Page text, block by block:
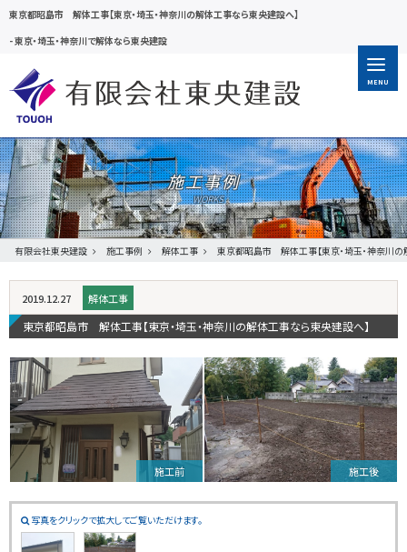
東京都昭島市 解体工事【東京・埼玉・神奈川の解体工事なら東央建設へ】
-東京・埼玉・神奈川で解体なら東央建設
MENU
施工事例
有限会社東央建設 施工事例 解体工事 東京都昭島市 解体工事【東京・埼玉・神奈川の
2019.12.27 解体工事
東京都昭島市 解体工事【東京・埼玉・神奈川の解体工事なら東央建設へ】
施工前 施工後
写真をクリックで拡大してご覧いただけます。